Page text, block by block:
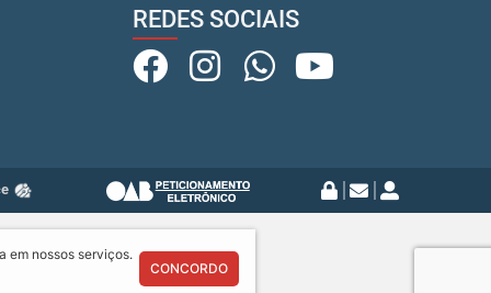
em nossos serviços.
CONCORDO
REDES SOCIAIS